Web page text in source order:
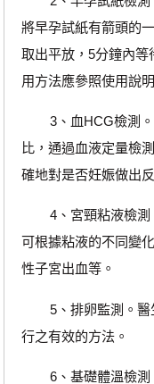
將早孕試紙有箭頭的
取出平放，5分鐘內
用方法應參照使用說
3、血HCG檢測。
比，通過血液定量檢
確地對是否妊娠做出
4、宮頸粘液檢測
可根據粘液的不同變
性子宮出血等。
5、排卵監測。醫
行之有效的方法。
6、基礎體溫檢測